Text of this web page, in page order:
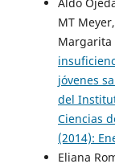
MT
Margarita
jóvenes
del
Ciencias
(2014):
Eliana